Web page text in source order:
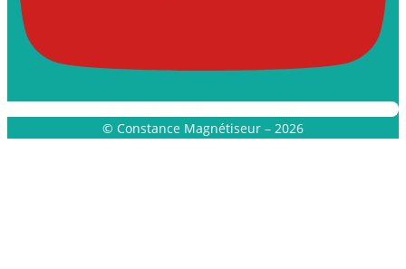
© Constance Magnétiseur – 2026